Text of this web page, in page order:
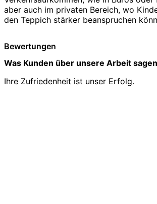
aber auch im privaten Bereich, wo
den Teppich stärker beanspruchen
Bewertungen
Was Kunden über unsere Arbeit sagen
Ihre Zufriedenheit ist unser Erfolg.